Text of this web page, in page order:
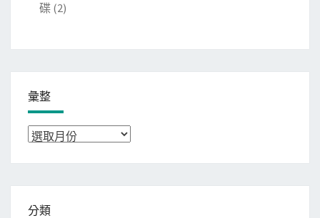
碟 (2)
彙整
彙
分類